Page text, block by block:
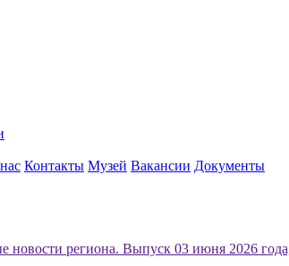
Контакты Музей Вакансии Документы
новости региона. Выпуск 03 июня 2026